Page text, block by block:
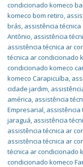
condicionado komeco
komeco bom retiro,
brás, assistência
Antônio, assistência
assistência técnica ar
técnica ar condicionado
condicionado komeco
komeco Carapicuíba,
cidade jardim,
américa, assistência
Empresarial, assistência
jaraguá, assistência
assistência técnica ar
assistência técnica ar
técnica ar condicionado
condicionado komeco